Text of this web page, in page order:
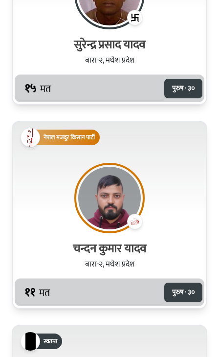
सुरेन्द्र प्रसाद यादव
बारा-२, मधेश प्रदेश
१५ मत पुरुष · ३०
नेपाल मजदुर किसान पार्टी
चन्दन कुमार यादव
बारा-२, मधेश प्रदेश
११ मत पुरुष · ३०
स्वतन्त्र